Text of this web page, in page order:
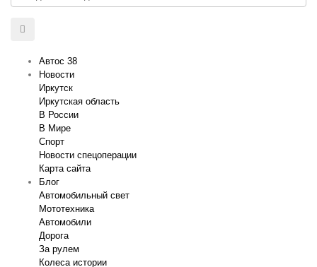
Автос 38
Новости
Иркутск
Иркутская область
В России
В Мире
Спорт
Новости спецоперации
Карта сайта
Блог
Автомобильный свет
Мототехника
Автомобили
Дорога
За рулем
Колеса истории